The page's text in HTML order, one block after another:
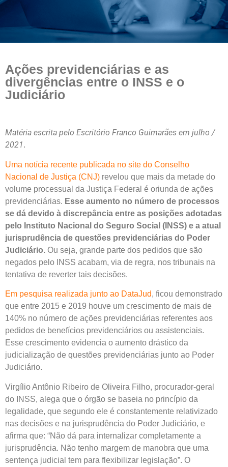
Ações previdenciárias e as
divergências entre o INSS e o
Judiciário
Matéria escrita pelo Escritório Franco Guimarães em julho /
2021.
Uma notícia recente publicada no site do Conselho
Nacional de Justiça (CNJ) revelou que mais da metade do
volume processual da Justiça Federal é oriunda de ações
previdenciárias. Esse aumento no número de processos
se dá devido à discrepância entre as posições adotadas
pelo Instituto Nacional do Seguro Social (INSS) e a atual
jurisprudência de questões previdenciárias do Poder
Judiciário. Ou seja, grande parte dos pedidos que são
negados pelo INSS acabam, via de regra, nos tribunais na
tentativa de reverter tais decisões.
Em pesquisa realizada junto ao DataJud, ficou demonstrado
que entre 2015 e 2019 houve um crescimento de mais de
140% no número de ações previdenciárias referentes aos
pedidos de benefícios previdenciários ou assistenciais.
Esse crescimento evidencia o aumento drástico da
judicialização de questões previdenciárias junto ao Poder
Judiciário.
Virgílio Antônio Ribeiro de Oliveira Filho, procurador-geral
do INSS, alega que o órgão se baseia no princípio da
legalidade, que segundo ele é constantemente relativizado
nas decisões e na jurisprudência do Poder Judiciário, e
afirma que: “Não dá para internalizar completamente a
jurisprudência. Não tenho margem de manobra que uma
sentença judicial tem para flexibilizar legislação”. O